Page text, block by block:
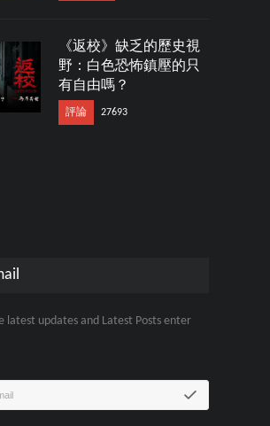
《返校》缺乏的歷史視
野：白色恐怖鎮壓的只
有自由嗎？
評論 27693
latest updates and Latest Posts enter